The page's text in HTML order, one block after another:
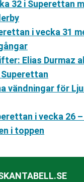
32 i Superettan
i vecka 31
Elias Durmaz
vändningar för
i vecka 26
i toppen